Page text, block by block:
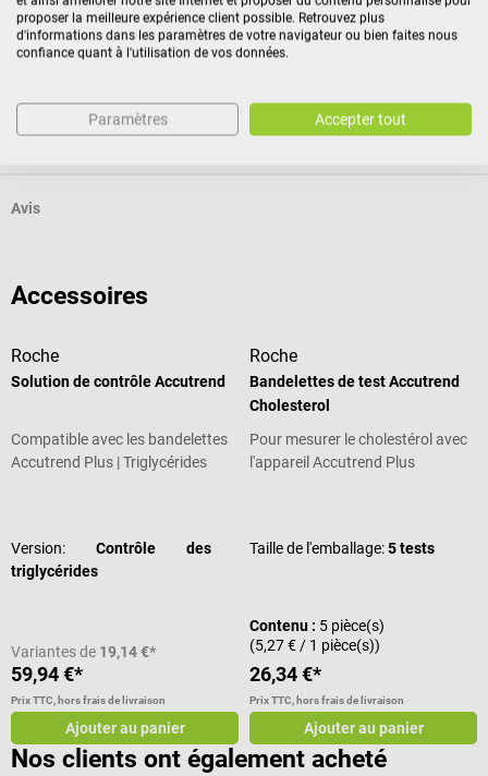
Documents
Avis
Accessoires
Roche
Solution de contrôle Accutrend
Compatible avec les bandelettes
Accutrend Plus | Triglycérides
Version: Contrôle des
triglycérides
Variantes de 19,14 €*
59,94 €*
Prix TTC, hors frais de livraison
Ajouter au panier
Roche
Bandelettes de test Accutrend
Cholesterol
Pour mesurer le cholestérol avec
l'appareil Accutrend Plus
Taille de l'emballage:5 tests
Contenu : 5 pièce(s)
(5,27 € / 1 pièce(s))
26,34 €*
Prix TTC, hors frais de livraison
Ajouter au panier
Nos clients ont également acheté
proposer la meilleure expérience client possible. Retrouvez plus
d'informations dans les paramètres de votre navigateur ou bien faites nous
confiance quant à l'utilisation de vos données.
Paramètres Accepter tout